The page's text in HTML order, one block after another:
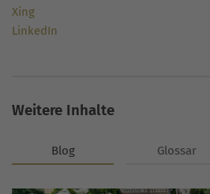
Xing
LinkedIn
Weitere Inhalte
Blog Glossar